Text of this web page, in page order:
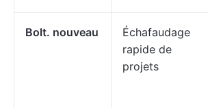
Bolt. nouveau
Échafaudage
rapide de
projets